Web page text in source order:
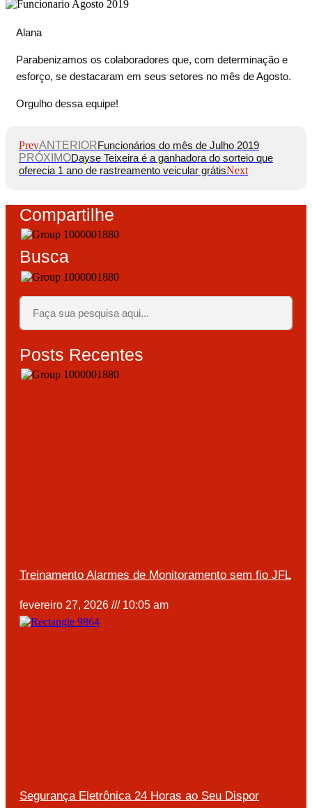
Alana
Parabenizamos os colaboradores que, com determinação e
esforço, se destacaram em seus setores no mês de Agosto.
Orgulho dessa equipe!
PrevANTERIORFuncionários do mês de Julho 2019
PRÓXIMODayse Teixeira é a ganhadora do sorteio que
oferecia 1 ano de rastreamento veicular grátisNext
Compartilhe
Busca
Posts Recentes
Treinamento Alarmes de Monitoramento sem fio JFL
fevereiro 27, 2026 10:05 am
Segurança Eletrônica 24 Horas ao Seu Dispor